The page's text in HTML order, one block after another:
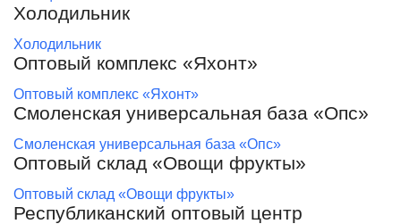
Холодильник
Холодильник
Оптовый комплекс «Яхонт»
Оптовый комплекс «Яхонт»
Смоленская универсальная база «Опс»
Смоленская универсальная база «Опс»
Оптовый склад «Овощи фрукты»
Оптовый склад «Овощи фрукты»
Республиканский оптовый центр